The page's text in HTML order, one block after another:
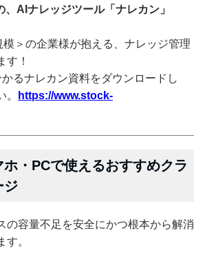
、AIナレッジツール「ナレカン」
模＞の企業様が抱える、ナレッジ管理
す！
るナレカン資料をダウンロードし
https://www.stock-
ホ・PCで使えるおすすめクラ
ジ
の容量不足を安全にかつ根本から解消
。